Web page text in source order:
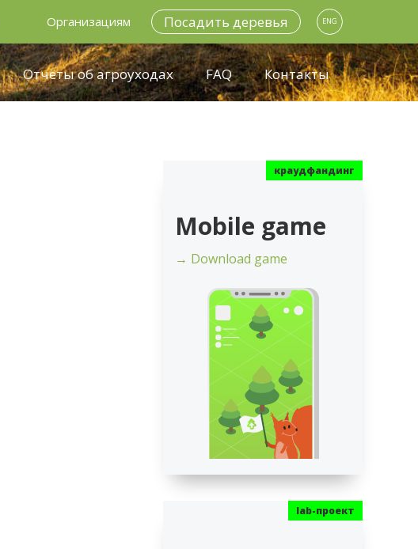
Организациям Посадить деревья ENG
Отчёты об агроуходах FAQ Контакты
Mobile game
→ Download game